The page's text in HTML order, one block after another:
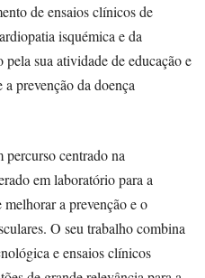
de ensaios clínicos de
isquémica e da
sua atividade de educação e
prevenção da doença
centrado na
em laboratório para a
a prevenção e o
O seu trabalho combina
e ensaios clínicos